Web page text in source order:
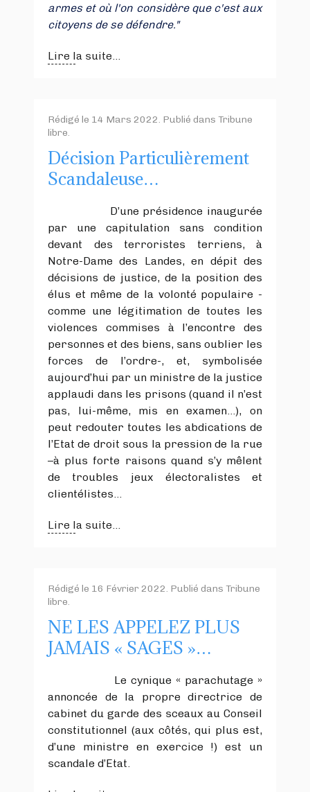
armes et où l'on considère que c'est aux
citoyens de se défendre."
Lire la suite...
Rédigé le 14 Mars 2022. Publié dans Tribune
libre.
Décision Particulièrement
Scandaleuse…
D’une présidence inaugurée
par une capitulation sans condition
devant des terroristes terriens, à
Notre-Dame des Landes, en dépit des
décisions de justice, de la position des
élus et même de la volonté populaire -
comme une légitimation de toutes les
violences commises à l’encontre des
personnes et des biens, sans oublier les
forces de l’ordre-, et, symbolisée
aujourd’hui par un ministre de la justice
applaudi dans les prisons (quand il n’est
pas, lui-même, mis en examen…), on
peut redouter toutes les abdications de
l’Etat de droit sous la pression de la rue
–à plus forte raisons quand s’y mêlent
de troubles jeux électoralistes et
clientélistes…
Lire la suite...
Rédigé le 16 Février 2022. Publié dans Tribune
libre.
NE LES APPELEZ PLUS
JAMAIS « SAGES »…
Le cynique « parachutage »
annoncée de la propre directrice de
cabinet du garde des sceaux au Conseil
constitutionnel (aux côtés, qui plus est,
d’une ministre en exercice !) est un
scandale d’Etat.